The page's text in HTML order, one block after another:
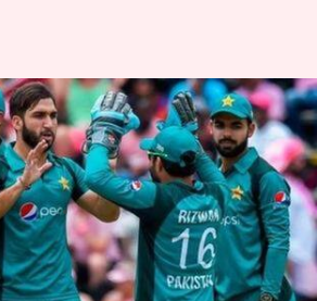
पाकिस्तान की
इलेवन, गेंदबाज़ी है
पक्ष
27, 2019 12:25 pm